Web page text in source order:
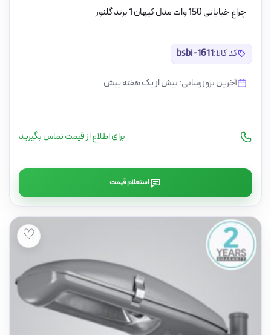
چراغ خیابانی 150 وات مدل کیهان 1 برند گلنور
کد کالا:bsbi-1611
آخرین بروزرسانی: بیش از یک هفته پیش
برای اطلاع از قیمت تماس بگیرید
استعلام قیمت
♡